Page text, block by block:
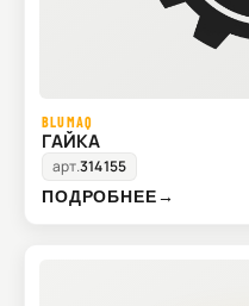
BLUMAQ
ГАЙКА
арт.314155
ПОДРОБНЕЕ→